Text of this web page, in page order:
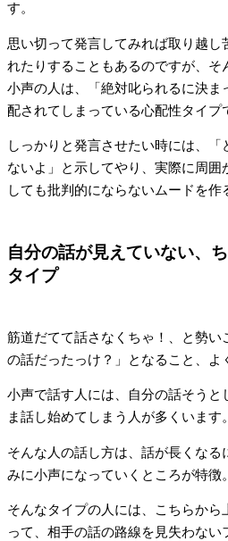
す。
思い切って発言してみれば取り越し
れたりすることもあるのですが、そ
小声の人は、「絶対叱られるに決
配されてしまっている心配性タイプ
しっかりと発言させたい時には、
ないよ」と示してやり、実際に周
しても批判的にならないムードを作
自分の話が見えていない、
タイプ
筋道だてて話さなくちゃ！、と勢い
の話だったっけ？」となること、よ
小声で話す人には、自分の話そうと
ま話し始めてしまう人が多くいます。
そんな人の話し方は、話が長くな
みに小声になっていくところが特徴。
そんなタイプの人には、こちらか
って、相手の話の路線を見失わない